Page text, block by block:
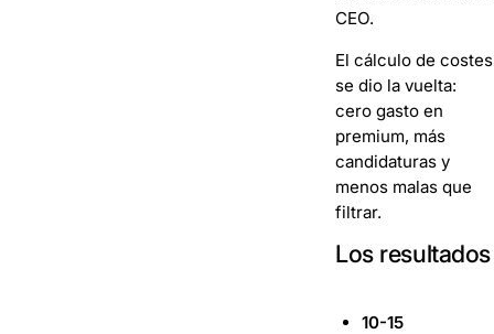
CEO.
El cálculo de costes
se dio la vuelta:
cero gasto en
premium, más
candidaturas y
menos malas que
filtrar.
Los resultados
10-15